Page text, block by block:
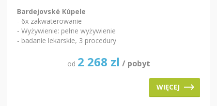
Bardejovské Kúpele
- 6x zakwaterowanie
- Wyżywienie: pełne wyżywienie
- badanie lekarskie, 3 procedury
od 2 268 zl / pobyt
WIĘCEJ